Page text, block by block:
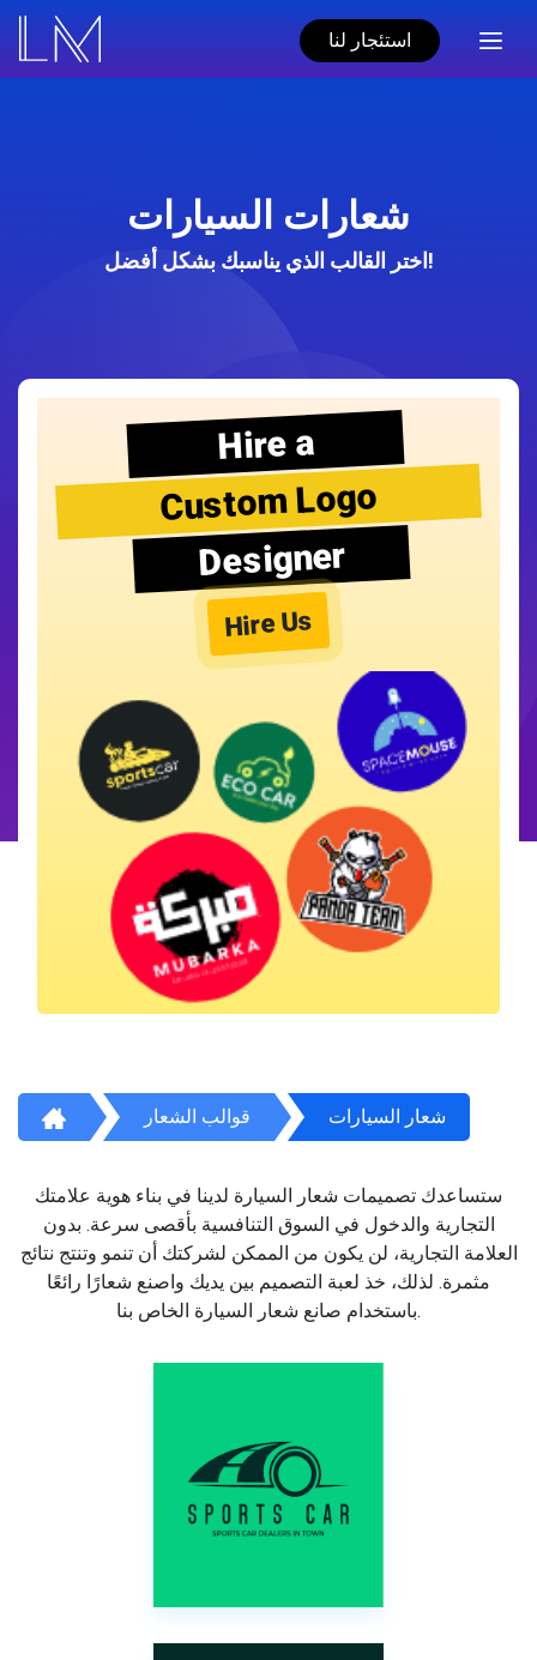
استئجار لنا
شعارات السيارات
اختر القالب الذي يناسبك بشكل أفضل!
Hire a
Custom Logo
Designer
Hire Us
قوالب الشعار شعار السيارات
ستساعدك تصميمات شعار السيارة لدينا في بناء هوية علامتك
التجارية والدخول في السوق التنافسية بأقصى سرعة. بدون
العلامة التجارية، لن يكون من الممكن لشركتك أن تنمو وتنتج نتائج
مثمرة. لذلك، خذ لعبة التصميم بين يديك واصنع شعارًا رائعًا
باستخدام صانع شعار السيارة الخاص بنا.